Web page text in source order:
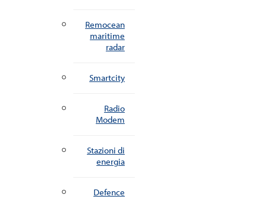
Remocean
maritime
radar
Smartcity
Radio
Modem
Stazioni di
energia
Defence